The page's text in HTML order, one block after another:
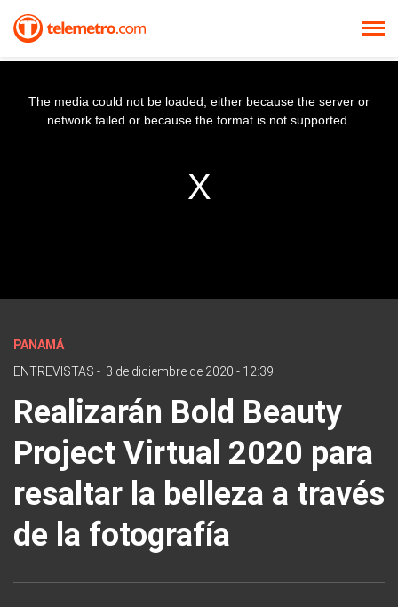
The media could not be loaded, either because the server or
network failed or because the format is not supported.
PANAMÁ
ENTREVISTAS - 3 de diciembre de 2020 - 12:39
Realizarán Bold Beauty
Project Virtual 2020 para
resaltar la belleza a través
de la fotografía